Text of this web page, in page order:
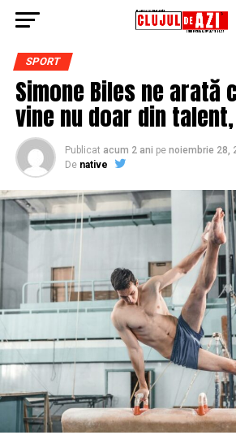
SPORT
Simone Biles ne arată
vine nu doar din talent,
Publicat acum 2 ani pe noiembrie 28,
De native